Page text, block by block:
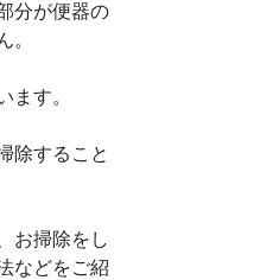
分が便器の
。
ます。
除すること
お掃除をし
などをご紹